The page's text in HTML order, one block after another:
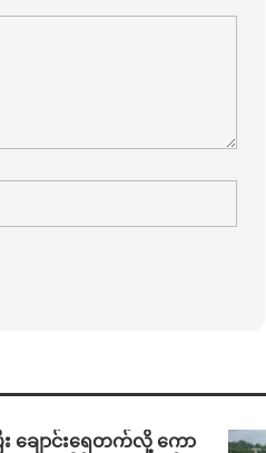
ြီး ချောင်းရေတက်လို့ ကော